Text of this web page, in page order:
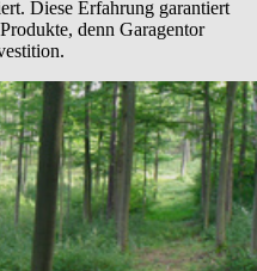
Diese Erfahrung garantiert
denn Garagentor